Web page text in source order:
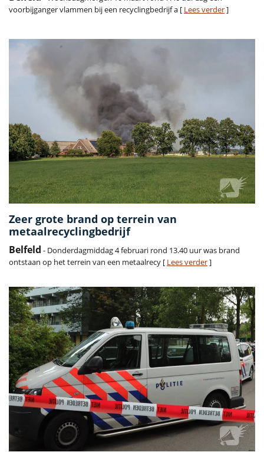
voorbijganger vlammen bij een recyclingbedrijf a [ Lees verder]
Zeer grote brand op terrein van
metaalrecyclingbedrijf
Belfeld - Donderdagmiddag 4 februari rond 13.40 uur was brand
ontstaan op het terrein van een metaalrecy [ Lees verder]